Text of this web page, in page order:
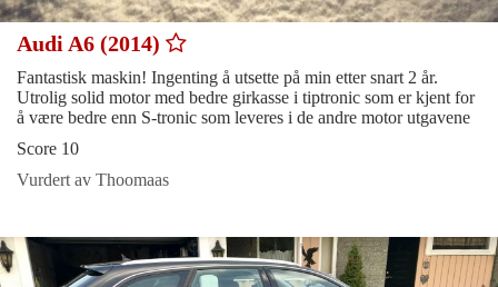
Audi A6 (2014)
Fantastisk maskin! Ingenting å utsette på min etter snart 2 år.
Utrolig solid motor med bedre girkasse i tiptronic som er kjent for
å være bedre enn S-tronic som leveres i de andre motor utgavene
Score 10
Vurdert av Thoomaas